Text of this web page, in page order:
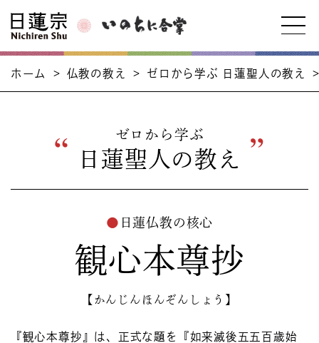
ホーム > 仏教の教え > ゼロから学ぶ 日蓮聖人の教え >
ゼロから学ぶ
日蓮聖人の教え
● 日蓮仏教の核心
観心本尊抄
【かんじんほんぞんしょう】
『観心本尊抄』は、正式な題を『如来滅後五五百歳始